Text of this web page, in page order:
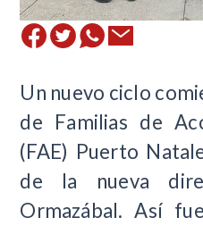
Un nuevo ciclo
de Familias de
(FAE) Puerto
de la nueva
Ormazábal. Así